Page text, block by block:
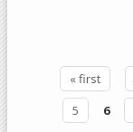
Pages
« first
5
6